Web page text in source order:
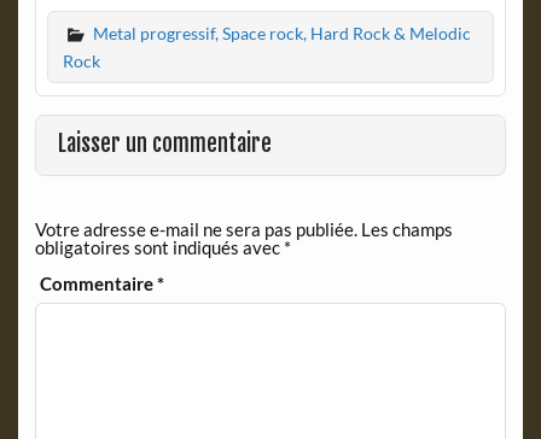
c
e
b
o
o
k
i
n
F
r
i
e
n
l
y
Metal progressif, Space rock, Hard Rock & Melodic
Rock
Laisser un commentaire
Votre adresse e-mail ne sera pas publiée. Les champs
obligatoires sont indiqués avec *
Commentaire*